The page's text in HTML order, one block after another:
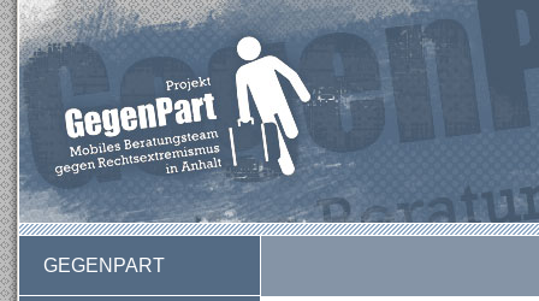
GEGENPART